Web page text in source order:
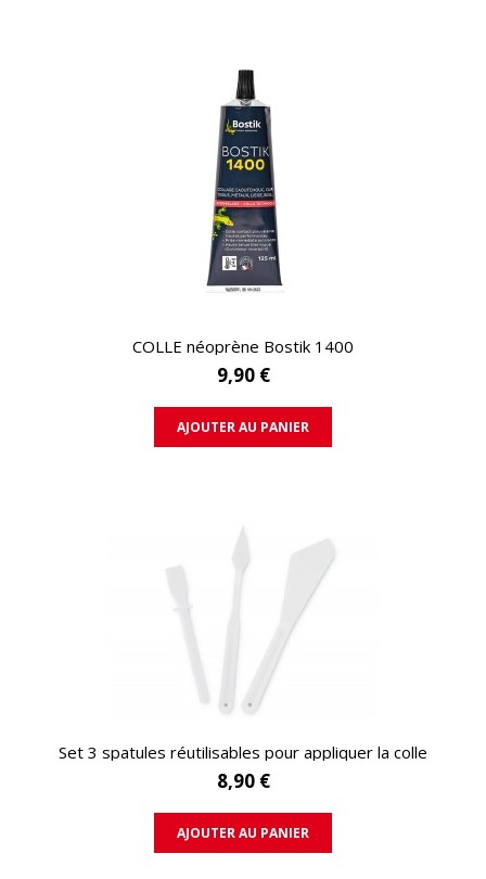
APERÇU RAPIDE
COLLE néoprène Bostik 1400
9,90 €
AJOUTER AU PANIER
APERÇU RAPIDE
Set 3 spatules réutilisables pour appliquer la colle
8,90 €
AJOUTER AU PANIER